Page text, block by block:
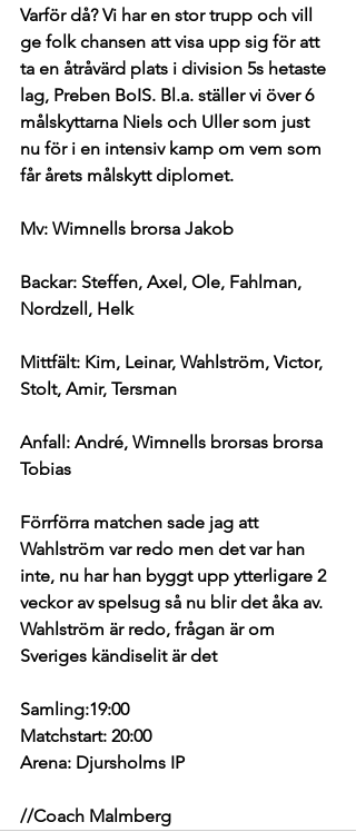
Varför då? Vi har en stor trupp och vill
ge folk chansen att visa upp sig för att
ta en åtråvärd plats i division 5s hetaste
lag, Preben BoIS. Bl.a. ställer vi över 6
målskyttarna Niels och Uller som just
nu för i en intensiv kamp om vem som
får årets målskytt diplomet.
Mv: Wimnells brorsa Jakob
Backar: Steffen, Axel, Ole, Fahlman,
Nordzell, Helk
Mittfält: Kim, Leinar, Wahlström, Victor,
Stolt, Amir, Tersman
Anfall: André, Wimnells brorsas brorsa
Tobias
Förrförra matchen sade jag att
Wahlström var redo men det var han
inte, nu har han byggt upp ytterligare 2
veckor av spelsug så nu blir det åka av.
Wahlström är redo, frågan är om
Sveriges kändiselit är det
Samling:19:00
Matchstart: 20:00
Arena: Djursholms IP
//Coach Malmberg